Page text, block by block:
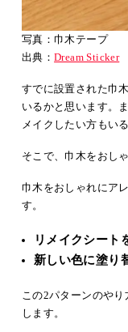
写真：巾木テープ
出典：Dream Sticker
すでに設置された巾
いるかと思います。
メイクしたい方もい
そこで、巾木をおし
巾木をおしゃれにア
す。
リメイクシート
新しい色に塗り
この2パターンのや
します。